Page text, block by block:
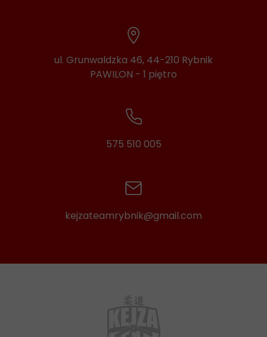
kejzateamrybnik@gmail.com
575 510 005
ul. Grunwaldzka 46, 44-210 Rybnik
PAWILON - 1 piętro